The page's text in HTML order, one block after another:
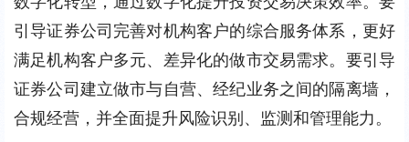
引导证券公司完善对机构客户的综合服务体系，更好
满足机构客户多元、差异化的做市交易需求。要引导
证券公司建立做市与自营、经纪业务之间的隔离墙，
合规经营，并全面提升风险识别、监测和管理能力。